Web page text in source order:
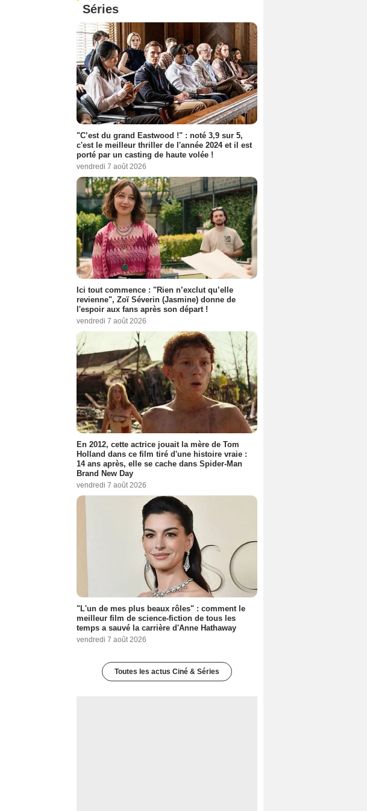
Séries
"C’est du grand Eastwood !" : noté 3,9 sur 5,
c'est le meilleur thriller de l'année 2024 et il est
porté par un casting de haute volée !
vendredi 7 août 2026
Ici tout commence : "Rien n’exclut qu’elle
revienne", Zoï Séverin (Jasmine) donne de
l'espoir aux fans après son départ !
vendredi 7 août 2026
En 2012, cette actrice jouait la mère de Tom
Holland dans ce film tiré d'une histoire vraie :
14 ans après, elle se cache dans Spider-Man
Brand New Day
vendredi 7 août 2026
"L'un de mes plus beaux rôles" : comment le
meilleur film de science-fiction de tous les
temps a sauvé la carrière d'Anne Hathaway
vendredi 7 août 2026
Toutes les actus Ciné & Séries